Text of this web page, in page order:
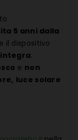
5 anni dalla
il dispositivo
.
e non
luce solare